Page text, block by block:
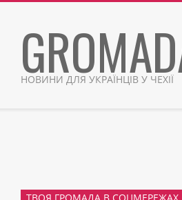
content
НОВИНИ ДЛЯ УКРАЇНЦІВ У ЧЕХІЇ